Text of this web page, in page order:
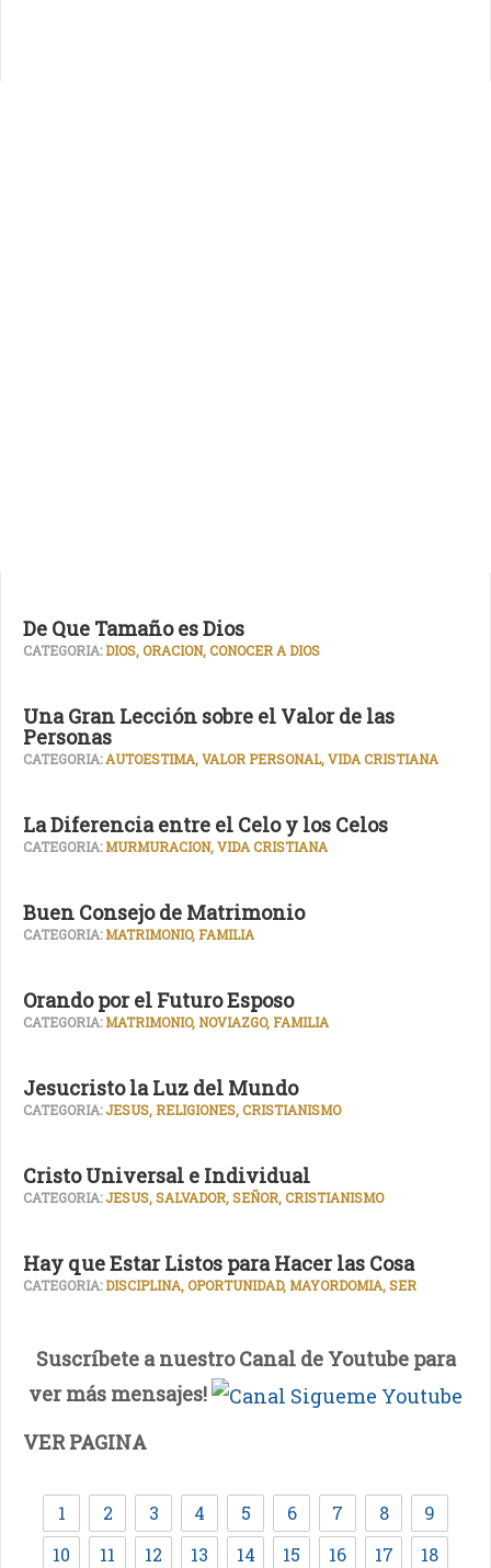
De Que Tamaño es Dios
CATEGORIA:DIOS, ORACION, CONOCER A DIOS
Una Gran Lección sobre el Valor de las
Personas
CATEGORIA:AUTOESTIMA, VALOR PERSONAL, VIDA CRISTIANA
La Diferencia entre el Celo y los Celos
CATEGORIA:MURMURACION, VIDA CRISTIANA
Buen Consejo de Matrimonio
CATEGORIA:MATRIMONIO, FAMILIA
Orando por el Futuro Esposo
CATEGORIA:MATRIMONIO, NOVIAZGO, FAMILIA
Jesucristo la Luz del Mundo
CATEGORIA:JESUS, RELIGIONES, CRISTIANISMO
Cristo Universal e Individual
CATEGORIA:JESUS, SALVADOR, SEÑOR, CRISTIANISMO
Hay que Estar Listos para Hacer las Cosa
CATEGORIA:DISCIPLINA, OPORTUNIDAD, MAYORDOMIA, SER
Suscríbete a nuestro Canal de Youtube para
ver más mensajes!
VER PAGINA
1 2 3 4 5 6 7 8
9
10
11 12 13 14 15 16 17
18